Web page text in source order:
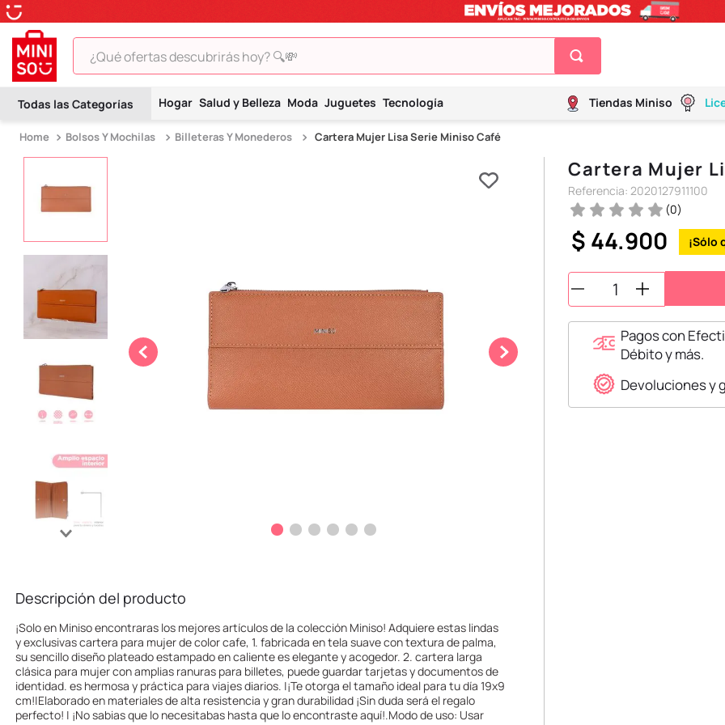
¿Qué ofertas descubrirás hoy? 🔍💸
Hogar Salud y Belleza Moda Juguetes Tecnología Tiendas Miniso
Bolsos Y Mochilas Billeteras Y Monederos Cartera Mujer Lisa Serie Miniso Café
Descripción del producto
¡Solo en Miniso encontraras los mejores artículos de la colección Miniso! Adquiere estas lindas
y exclusivas cartera para mujer de color cafe, 1. fabricada en tela suave con textura de palma,
su sencillo diseño plateado estampado en caliente es elegante y acogedor. 2. cartera larga
clásica para mujer con amplias ranuras para billetes, puede guardar tarjetas y documentos de
identidad. es hermosa y práctica para viajes diarios. |¡Te otorga el tamaño ideal para tu día 19x9
cm!|Elaborado en materiales de alta resistencia y gran durabilidad ¡Sin duda será el regalo
perfecto! | ¡No sabias que lo necesitabas hasta que lo encontraste aquí!.Modo de uso: Usar
Cartera Mujer
Referencia: 2020127911100
(0)
$ 44.900
Pagos con
Débito y más.
Devoluciones y
TÉRMINOS MÁS BUSCADOS
2.
hello kitty
9.
llaveros
.